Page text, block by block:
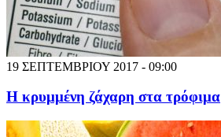
19 ΣΕΠΤΕΜΒΡΙΟΥ 2017 - 09:00
Η κρυμμένη ζάχαρη στα τρόφιμα